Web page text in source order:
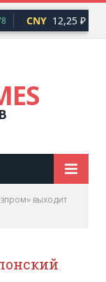
CNY 12,25 ₽
выходит